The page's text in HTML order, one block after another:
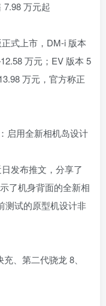
7.98 万元起
式上市，DM-i 版本
万元；EV 版本 5
万元，官方称正
启用全新相机岛设计
发布推文，分享了
了机身背面的全新相
测试的原型机设计非
、第二代骁龙 8、